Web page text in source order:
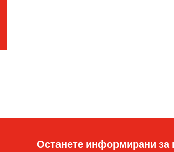
Останете информирани за